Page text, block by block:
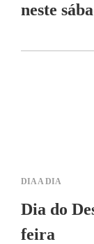
neste
DIA A DIA
Dia do
feira